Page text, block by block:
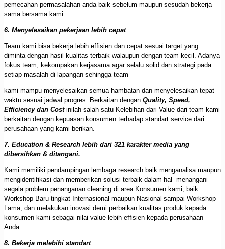
pemecahan permasalahan anda baik sebelum maupun sesudah bekerja
sama bersama kami.
6. Menyelesaikan pekerjaan lebih cepat
Team kami bisa bekerja lebih effisien dan cepat sesuai target yang
diminta dengan hasil kualitas terbaik walaupun dengan team kecil. Adanya
fokus team, kekompakan kerjasama agar selalu solid dan strategi pada
setiap masalah di lapangan sehingga team
kami mampu menyelesaikan semua hambatan dan menyelesaikan tepat
waktu sesuai jadwal progres. Berkaitan dengan Quality, Speed,
Efficiency dan Costinilah salah satu Kelebihan dari Value dari team kami
berkaitan dengan kepuasan konsumen terhadap standart service dari
perusahaan yang kami berikan.
7. Education & Research lebih dari 321 karakter media yang
dibersihkan & ditangani.
Kami memiliki pendampingan lembaga research baik menganalisa maupun
mengidentifikasi dan memberikan solusi terbaik dalam hal menangani
segala problem penanganan cleaning di area Konsumen kami, baik
Workshop Baru tingkat Internasional maupun Nasional sampai Workshop
Lama, dan melakukan inovasi demi perbaikan kualitas produk kepada
konsumen kami sebagai nilai value lebih effisien kepada perusahaan
Anda.
8. Bekerja melebihi standart